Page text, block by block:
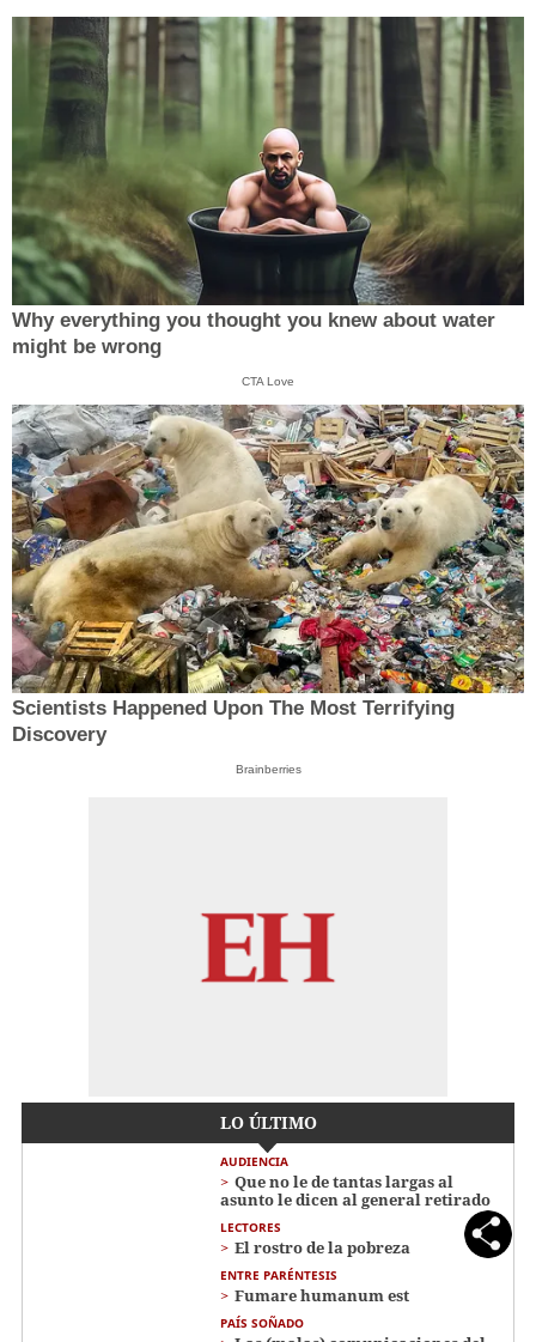
Why everything you thought you knew about water
might be wrong
CTA Love
Scientists Happened Upon The Most Terrifying
Discovery
Brainberries
LO ÚLTIMO
AUDIENCIA
Que no le de tantas largas al
asunto le dicen al general retirado
LECTORES
El rostro de la pobreza
ENTRE PARÉNTESIS
Fumare humanum est
PAÍS SOÑADO